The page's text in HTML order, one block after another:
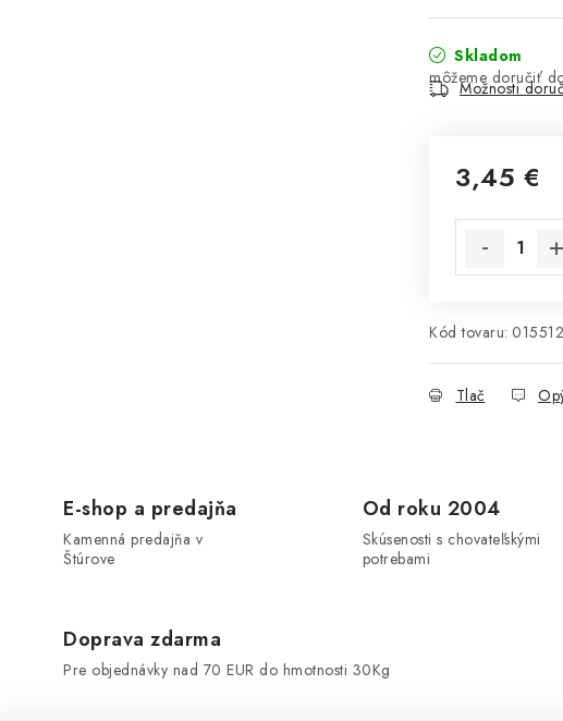
Skladom
Možnosti
3,45 €
Kód tovaru: 015512
Tlač
E-shop a predajňa
Kamenná predajňa v
Štúrove
Od roku 2004
Skúsenosti s chovateľskými
potrebami
Doprava zdarma
Pre objednávky nad 70 EUR do hmotnosti 30Kg